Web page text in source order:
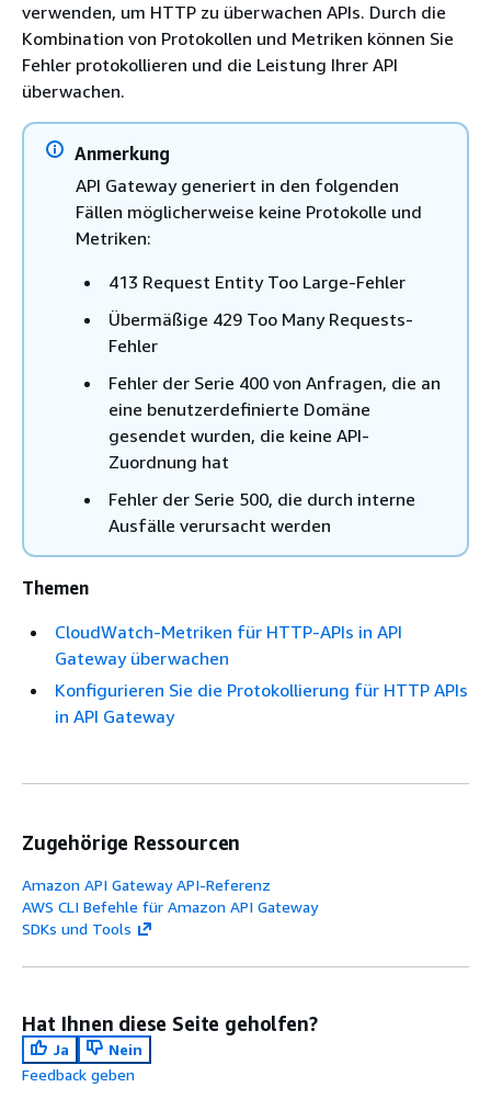
verwenden, um HTTP zu überwachen APIs. Durch die
Kombination von Protokollen und Metriken können Sie
Fehler protokollieren und die Leistung Ihrer API
überwachen.
Anmerkung
API Gateway generiert in den folgenden
Fällen möglicherweise keine Protokolle und
Metriken:
413 Request Entity Too Large-Fehler
Übermäßige 429 Too Many Requests-
Fehler
Fehler der Serie 400 von Anfragen, die an
eine benutzerdefinierte Domäne
gesendet wurden, die keine API-
Zuordnung hat
Fehler der Serie 500, die durch interne
Ausfälle verursacht werden
Themen
CloudWatch-Metriken für HTTP-APIs in API
Gateway überwachen
Konfigurieren Sie die Protokollierung für HTTP APIs
in API Gateway
Zugehörige Ressourcen
Amazon API Gateway API-Referenz
AWS CLI Befehle für Amazon API Gateway
SDKs und Tools
Hat Ihnen diese Seite geholfen?
Ja
Nein
Feedback geben